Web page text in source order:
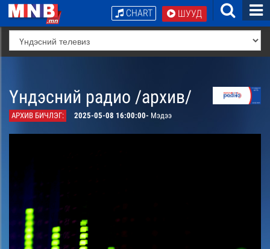
ШУУД
CHART
Үндэсний радио /архив/
АРХИВ БИЧЛЭГ: 2025-05-08 16:00:00- Мэдээ